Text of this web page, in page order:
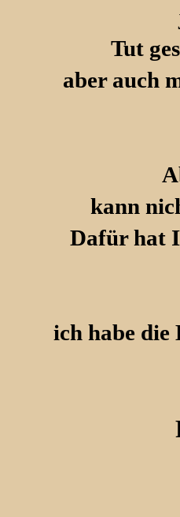
Tut
aber auch
kann
Dafür hat
ich habe die